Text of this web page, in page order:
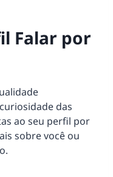
Falar por
das
ao seu perfil por
sobre você ou